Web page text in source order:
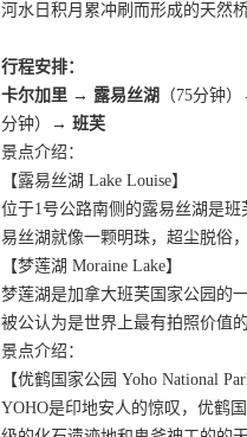
河水日积月累冲刷而形成的天然
行程安排：
卡尔加里 → 露易丝湖
（75分钟
分钟）→ 班芙
景点介绍：
【露易丝湖 Lake Louise】
位于1号公路南侧的露易丝湖是
易丝湖就像一颗明珠，超尘脱俗
【梦莲湖 Moraine Lake】
梦莲湖是加拿大班芙国家公园的
被公认为是世界上最有拍照价值
景点介绍：
【优鹤国家公园 Yoho National
YOHO是印地安人的惊叹，优鹤